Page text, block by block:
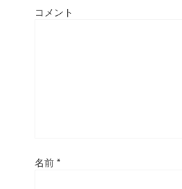
コメント
名前 *